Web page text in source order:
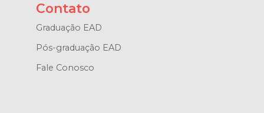
Contato
Graduação EAD
Pós-graduação EAD
Fale Conosco